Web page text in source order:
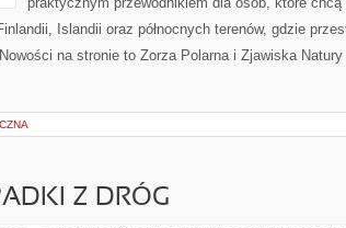
Islandii oraz północnych terenów, gdzie
na stronie to Zorza Polarna i Zjawiska Natury
Z DRÓG